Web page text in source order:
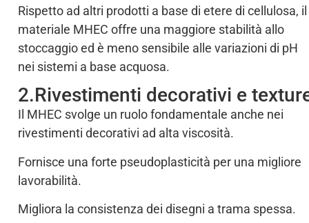
Rispetto ad altri prodotti a base di etere di cellulosa, il
materiale MHEC offre una maggiore stabilità allo
stoccaggio ed è meno sensibile alle variazioni di pH
nei sistemi a base acquosa.
2.Rivestimenti decorativi e
Il MHEC svolge un ruolo fondamentale anche nei
rivestimenti decorativi ad alta viscosità.
Fornisce una forte pseudoplasticità per una migliore
lavorabilità.
Migliora la consistenza dei disegni a trama spessa.